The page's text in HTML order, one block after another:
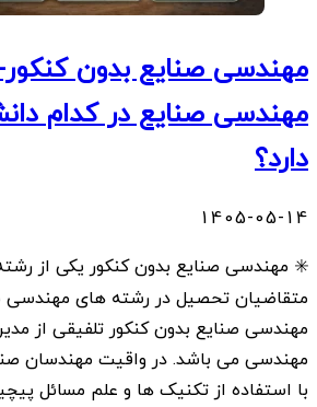
مهندسی صنایع بدون
مهندسی صنایع در کدام
دارد؟
1405-05-14
✳️ مهندسی صنایع بدون کنکور یکی از
متقاضیان تحصیل در رشته های مهندسی
مهندسی صنایع بدون کنکور تلفیقی از
مهندسی می باشد. در واقیت مهندسان
با استفاده از تکنیک ها و علم مسائل